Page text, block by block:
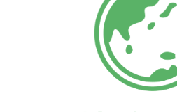
台中則佔9.6平方公里。一級管
共69家工廠及3個工業區，含桃
到新法規管制。明年元旦，桃園
中陸續在2月或3月間實施。管制
染。圖片來源：農委會與環保署
制區不再設重金屬排放工廠 桃